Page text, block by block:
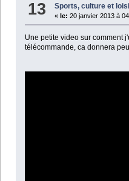
13 Sports, culture et
«le: 20 janvier 2013 à
Une petite video sur comment
télécommande, ca donnera